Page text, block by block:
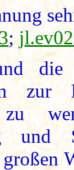
;
die
zu